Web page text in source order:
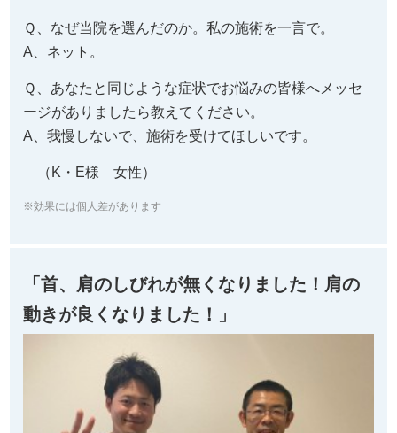
Ｑ、なぜ当院を選んだのか。私の施術を一言で。
A、ネット。
Ｑ、あなたと同じような症状でお悩みの皆様へメッセ
ージがありましたら教えてください。
A、我慢しないで、施術を受けてほしいです。
（K・E様 女性）
※効果には個人差があります
「首、肩のしびれが無くなりました！肩の
動きが良くなりました！」